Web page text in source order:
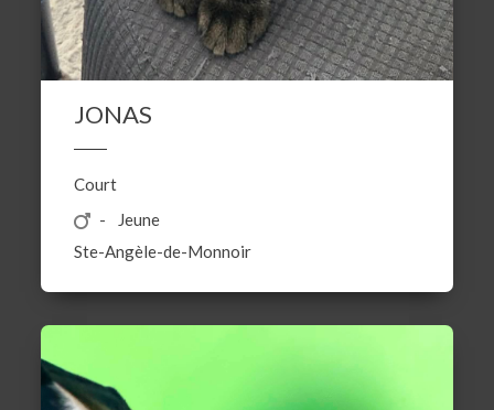
JONAS
Court
Jeune
Ste-Angèle-de-Monnoir